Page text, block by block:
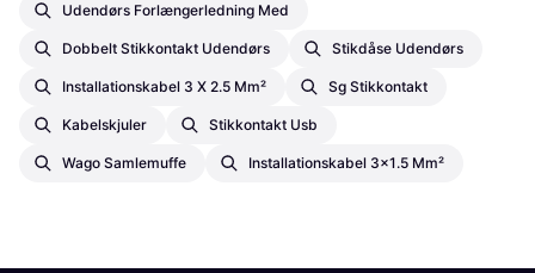
Udendørs Forlængerledning Med
Dobbelt Stikkontakt Udendørs Stikdåse Udendørs
Installationskabel 3 X 2.5 Mm² Sg Stikkontakt
Kabelskjuler Stikkontakt Usb
Wago Samlemuffe Installationskabel 3x1.5 Mm²